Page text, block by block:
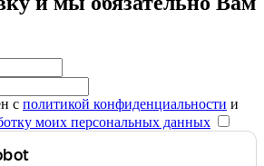
с политикой конфиденциальности и
моих персональных данных